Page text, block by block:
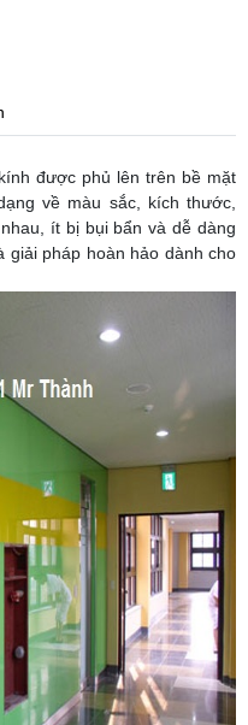
được phủ lên trên bề mặt
về màu sắc, kích thước,
ít bị bụi bẩn và dễ dàng
pháp hoàn hảo dành cho